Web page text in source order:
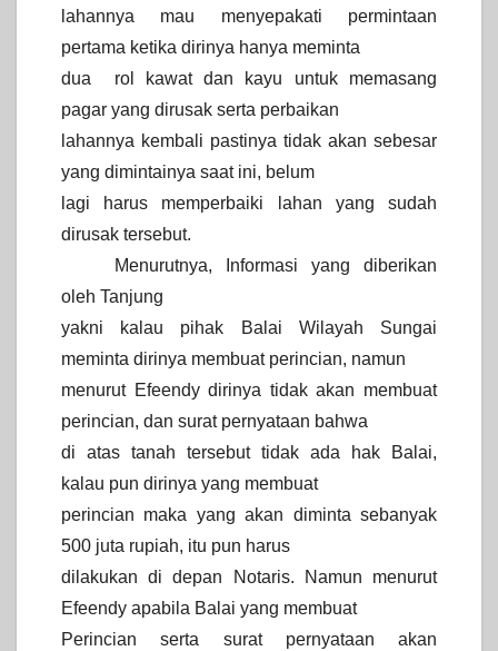
lahannya mau menyepakati permintaan
pertama ketika dirinya hanya meminta
dua rol kawat dan kayu untuk memasang
pagar yang dirusak serta perbaikan
lahannya kembali pastinya tidak akan sebesar
yang dimintainya saat ini, belum
lagi harus memperbaiki lahan yang sudah
dirusak tersebut.
Menurutnya, Informasi yang diberikan
oleh Tanjung
yakni kalau pihak Balai Wilayah Sungai
meminta dirinya membuat perincian, namun
menurut Efeendy dirinya tidak akan membuat
perincian, dan surat pernyataan bahwa
di atas tanah tersebut tidak ada hak Balai,
kalau pun dirinya yang membuat
perincian maka yang akan diminta sebanyak
500 juta rupiah, itu pun harus
dilakukan di depan Notaris. Namun menurut
Efeendy apabila Balai yang membuat
Perincian serta surat pernyataan akan